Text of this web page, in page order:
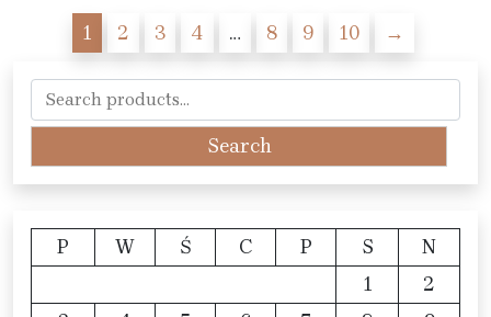
1 2 3 4 … 8 9 10 →
Search
for:
Search
P W Ś C P S
N
1
2